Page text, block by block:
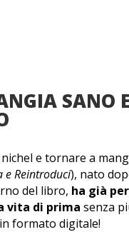
SANO
e tornare a
e Reintroduci), nato
del libro, ha già
vita di prima senza
formato digitale!